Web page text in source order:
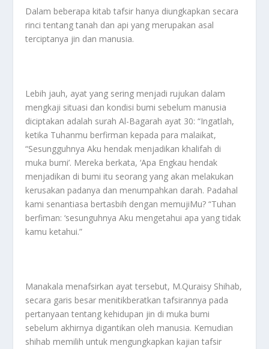
Dalam beberapa kitab tafsir hanya diungkapkan secara
rinci tentang tanah dan api yang merupakan asal
terciptanya jin dan manusia.
Lebih jauh, ayat yang sering menjadi rujukan dalam
mengkaji situasi dan kondisi bumi sebelum manusia
diciptakan adalah surah Al-Bagarah ayat 30: “Ingatlah,
ketika Tuhanmu berfirman kepada para malaikat,
“Sesungguhnya Aku hendak menjadikan khalifah di
muka bumi’. Mereka berkata, ‘Apa Engkau hendak
menjadikan di bumi itu seorang yang akan melakukan
kerusakan padanya dan menumpahkan darah. Padahal
kami senantiasa bertasbih dengan memujiMu? “Tuhan
berfiman: ‘sesunguhnya Aku mengetahui apa yang tidak
kamu ketahui.”
Manakala menafsirkan ayat tersebut, M.Quraisy Shihab,
secara garis besar menitikberatkan tafsirannya pada
pertanyaan tentang kehidupan jin di muka bumi
sebelum akhirnya digantikan oleh manusia. Kemudian
shihab memilih untuk mengungkapkan kajian tafsir